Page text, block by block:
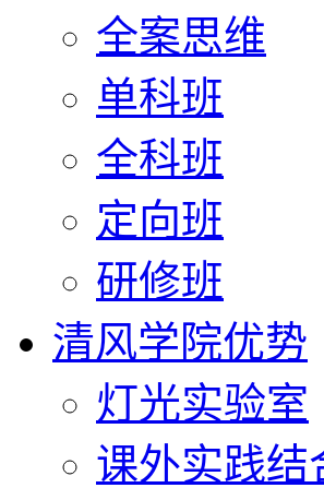
全案思维
单科班
全科班
定向班
研修班
清风学院优势
灯光实验室
课外实践结